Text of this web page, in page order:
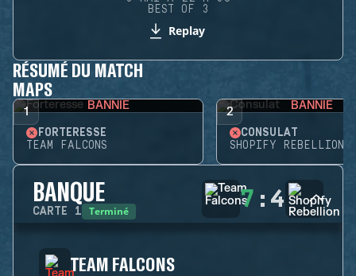
BEST OF 3
Replay
RÉSUMÉ DU MATCH
MAPS
1 BANNIE
FORTERESSE
TEAM FALCONS
2 BANNIE
CONSULAT
SHOPIFY REBELLION
BANQUE
CARTE 1 Terminé 7 : 4
TEAM FALCONS